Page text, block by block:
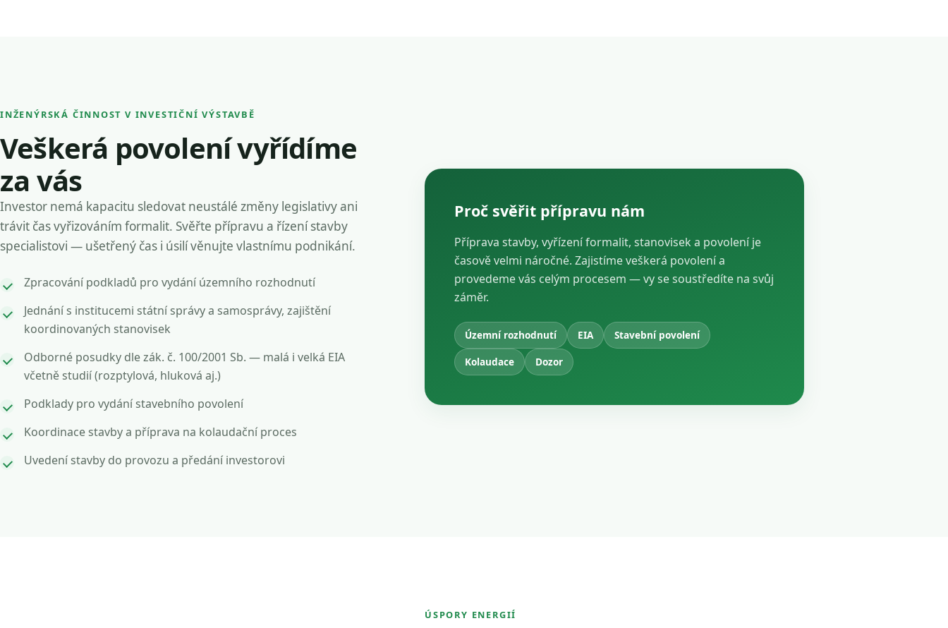
INŽENÝRSKÁ ČINNOST V INVESTIČNÍ VÝSTAVBĚ
Veškerá povolení vyřídíme
za vás
Investor nemá kapacitu sledovat neustálé změny legislativy ani
trávit čas vyřizováním formalit. Svěřte přípravu a řízení stavby
specialistovi — ušetřený čas i úsilí věnujte vlastnímu podnikání.
Zpracování podkladů pro vydání územního rozhodnutí
Jednání s institucemi státní správy a samosprávy, zajištění
koordinovaných stanovisek
Odborné posudky dle zák. č. 100/2001 Sb. — malá i velká EIA
včetně studií (rozptylová, hluková aj.)
Podklady pro vydání stavebního povolení
Koordinace stavby a příprava na kolaudační proces
Uvedení stavby do provozu a předání investorovi
Proč svěřit přípravu nám
Příprava stavby, vyřízení formalit, stanovisek a povolení je
časově velmi náročné. Zajistíme veškerá povolení a
provedeme vás celým procesem — vy se soustředíte na svůj
záměr.
Územní rozhodnutí EIA
Stavební povolení
Kolaudace
Dozor
ÚSPORY ENERGIÍ